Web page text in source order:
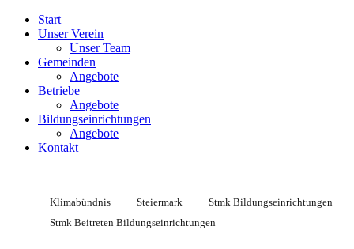
Start
Unser Verein
Unser Team
Gemeinden
Angebote
Betriebe
Angebote
Bildungseinrichtungen
Angebote
Kontakt
Klimabündnis Steiermark
Stmk Bildungseinrichtungen
Stmk Beitreten Bildungseinrichtungen